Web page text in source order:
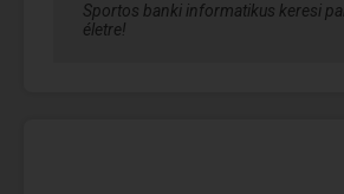
Sportos banki informatikus keresi
életre!